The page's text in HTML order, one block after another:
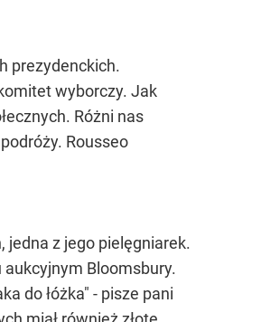
prezydenckich.
wyborczy. Jak
Różni nas
Rousseo
jedna z jego pielęgniarek.
Bloomsbury.
do łóżka" - pisze pani